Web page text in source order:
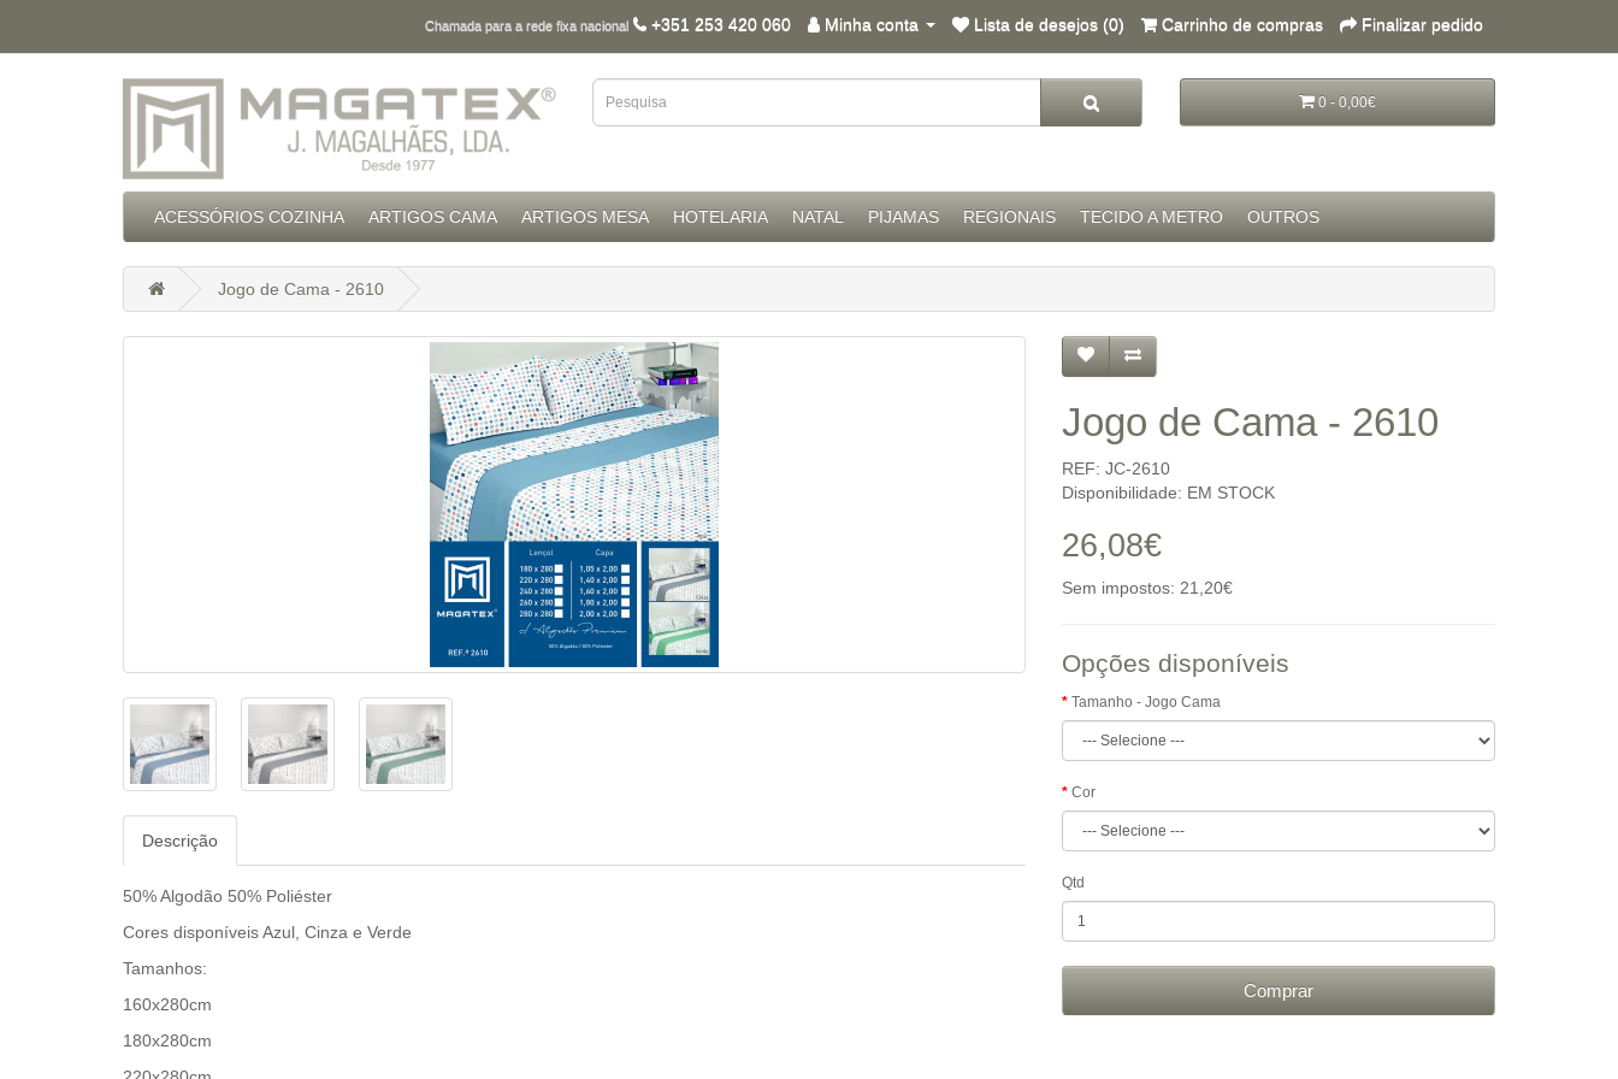
Chamada para a rede fixa nacional +351 253 420 060 Minha conta Lista de desejos (0) Carrinho de compras Finalizar pedido
0 - 0,00€
ACESSÓRIOS COZINHA ARTIGOS CAMA ARTIGOS MESA HOTELARIA NATAL PIJAMAS REGIONAIS TECIDO A METRO OUTROS
Jogo de Cama - 2610
Descrição
50% Algodão 50% Poliéster
Cores disponíveis Azul, Cinza e Verde
Tamanhos:
160x280cm
180x280cm
Jogo de Cama - 2610
REF: JC-2610
Disponibilidade: EM STOCK
26,08€
Sem impostos: 21,20€
Opções disponíveis
Tamanho - Jogo Cama
Cor
Qtd
Comprar